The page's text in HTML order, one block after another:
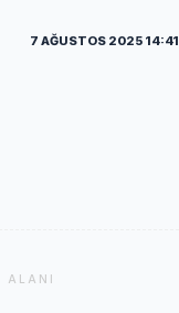
7 AĞUSTOS 2025 14:41
ALANI